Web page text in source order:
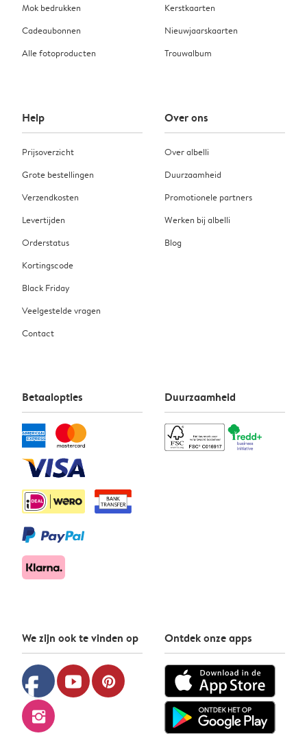
Mok bedrukken
Cadeaubonnen
Alle fotoproducten
Kerstkaarten
Nieuwjaarskaarten
Trouwalbum
Help
Prijsoverzicht
Grote bestellingen
Verzendkosten
Levertijden
Orderstatus
Kortingscode
Black Friday
Veelgestelde vragen
Contact
Over ons
Over albelli
Duurzaamheid
Promotionele partners
Werken bij albelli
Blog
Betaalopties Duurzaamheid
We zijn ook te vinden op
facebook youtube pinterest
instagram
Ontdek onze apps